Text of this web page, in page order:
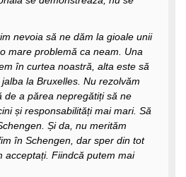
nevoia să ne dăm la gioale unii
mare problemă ca neam. Una
în curtea noastră, alta este să
la Bruxelles. Nu rezolvăm
de a părea nepregătiți să ne
și responsabilități mai mari. Să
Și da, nu merităm
în Schengen, dar sper din tot
acceptați. Fiindcă putem mai